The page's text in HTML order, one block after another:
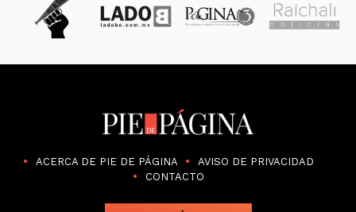
ACERCA DE PIE DE PÁGINA
AVISO DE PRIVACIDAD
CONTACTO